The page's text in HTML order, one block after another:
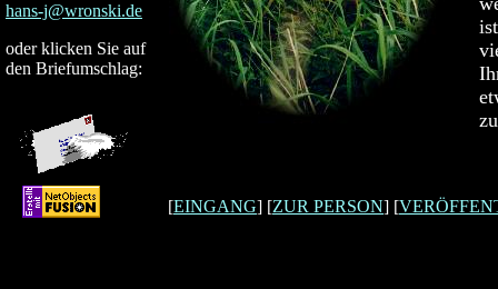
hans-j@wronski.de
oder klicken Sie auf
den Briefumschlag:
[EINGANG] [ZUR PERSON] [